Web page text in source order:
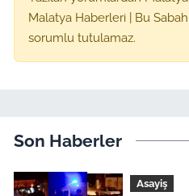
Malatya Haberleri | Bu
sorumlu tutulamaz.
Son Haberler
Asayiş